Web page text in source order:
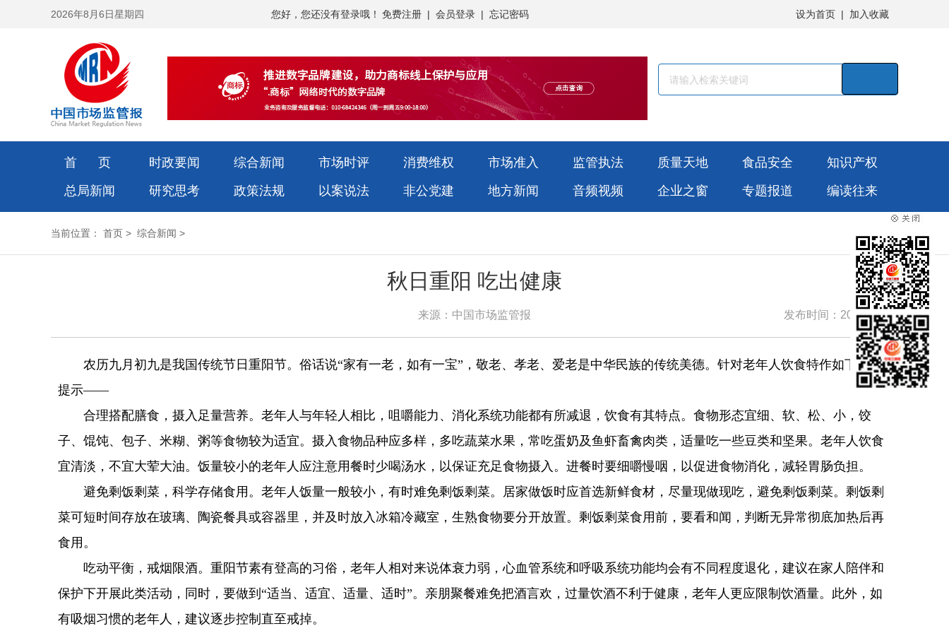
2026年8月6日星期四 您好，您还没有登录哦！ 免费注册 | 会员登录 | 忘记密码 设为首页 | 加入收藏
首 页 时政要闻 综合新闻 市场时评 消费维权 市场准入 监管执法 质量天地 食品安全
知识产权
总局新闻
研究思考 政策法规 以案说法 非公党建 地方新闻 音频视频 企业之窗 专题报道 编读往来
当前位置： 首页 > 综合新闻 >
秋日重阳 吃出健康
来源：中国市场监管报 发布时间：2025-10-28
农历九月初九是我国传统节日重阳节。俗话说“家有一老，如有一宝”，敬老、孝老、爱老是中华民族的传统美德。针对老年人饮食特作如下消费
提示——
合理搭配膳食，摄入足量营养。老年人与年轻人相比，咀嚼能力、消化系统功能都有所减退，饮食有其特点。食物形态宜细、软、松、小，饺
子、馄饨、包子、米糊、粥等食物较为适宜。摄入食物品种应多样，多吃蔬菜水果，常吃蛋奶及鱼虾畜禽肉类，适量吃一些豆类和坚果。老年人饮食
宜清淡，不宜大荤大油。饭量较小的老年人应注意用餐时少喝汤水，以保证充足食物摄入。进餐时要细嚼慢咽，以促进食物消化，减轻胃肠负担。
避免剩饭剩菜，科学存储食用。老年人饭量一般较小，有时难免剩饭剩菜。居家做饭时应首选新鲜食材，尽量现做现吃，避免剩饭剩菜。剩饭剩
菜可短时间存放在玻璃、陶瓷餐具或容器里，并及时放入冰箱冷藏室，生熟食物要分开放置。剩饭剩菜食用前，要看和闻，判断无异常彻底加热后再
食用。
吃动平衡，戒烟限酒。重阳节素有登高的习俗，老年人相对来说体衰力弱，心血管系统和呼吸系统功能均会有不同程度退化，建议在家人陪伴和
保护下开展此类活动，同时，要做到“适当、适宜、适量、适时”。亲朋聚餐难免把酒言欢，过量饮酒不利于健康，老年人更应限制饮酒量。此外，如
有吸烟习惯的老年人，建议逐步控制直至戒掉。